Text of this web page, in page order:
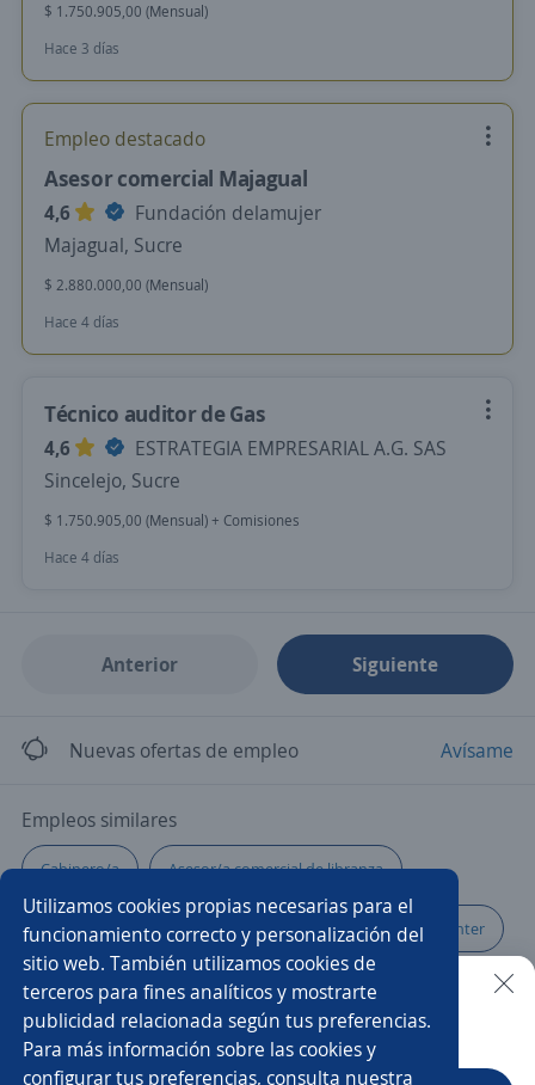
Utilizamos cookies propias necesarias para el
funcionamiento correcto y personalización del
sitio web. También utilizamos cookies de
terceros para fines analíticos y mostrarte
publicidad relacionada según tus preferencias.
Para más información sobre las cookies y
configurar tus preferencias, consulta nuestra
$ 1.750.905,00 (Mensual)
Hace 3 días
Empleo destacado
Asesor comercial Majagual
4,6
Fundación delamujer
Majagual, Sucre
$ 2.880.000,00 (Mensual)
Hace 4 días
Técnico auditor de Gas
4,6
ESTRATEGIA EMPRESARIAL A.G. SAS
Sincelejo, Sucre
$ 1.750.905,00 (Mensual) + Comisiones
Hace 4 días
Anterior Siguiente
Nuevas ofertas de empleo Avísame
Empleos similares
Cabinero/a Asesor/a comercial de libranza
Ayudante de servicios generales Chófer Call center
Cocinero/a Promotor/a de cambaceo
Mantenimiento Atención al público
Buscar es más fácil en la app